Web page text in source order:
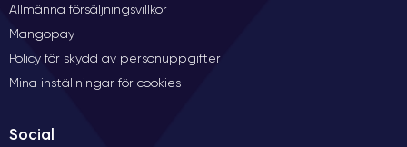
Allmänna försäljningsvillkor
Mangopay
Policy för skydd av personuppgifter
Mina inställningar för cookies
Social